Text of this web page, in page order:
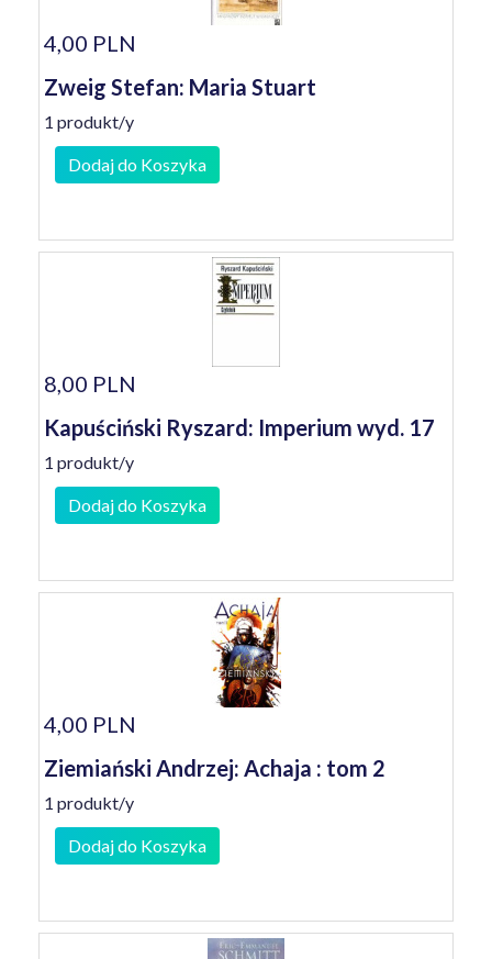
4,00 PLN
Zweig Stefan: Maria Stuart
1 produkt/y
Dodaj do Koszyka
8,00 PLN
Kapuściński Ryszard: Imperium wyd. 17
1 produkt/y
Dodaj do Koszyka
4,00 PLN
Ziemiański Andrzej: Achaja : tom 2
1 produkt/y
Dodaj do Koszyka